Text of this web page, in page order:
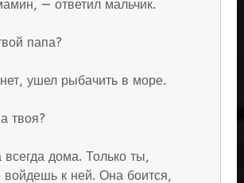
— ответил мальчик.
папа?
ушел рыбачить в море.
твоя?
дома. Только ты,
к ней. Она боится,